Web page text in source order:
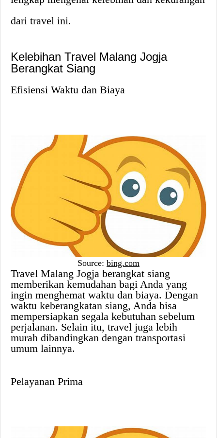
dari travel ini.
Kelebihan Travel Malang Jogja
Berangkat Siang
Efisiensi Waktu dan Biaya
Source: bing.com
Travel Malang Jogja berangkat siang
memberikan kemudahan bagi Anda yang
ingin menghemat waktu dan biaya. Dengan
waktu keberangkatan siang, Anda bisa
mempersiapkan segala kebutuhan sebelum
perjalanan. Selain itu, travel juga lebih
murah dibandingkan dengan transportasi
umum lainnya.
Pelayanan Prima